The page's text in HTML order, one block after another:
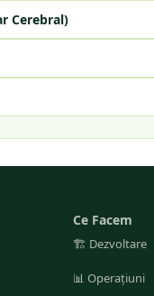
Cerebral)
Ce Facem
🏗️ Dezvoltare
📊 Operațiuni